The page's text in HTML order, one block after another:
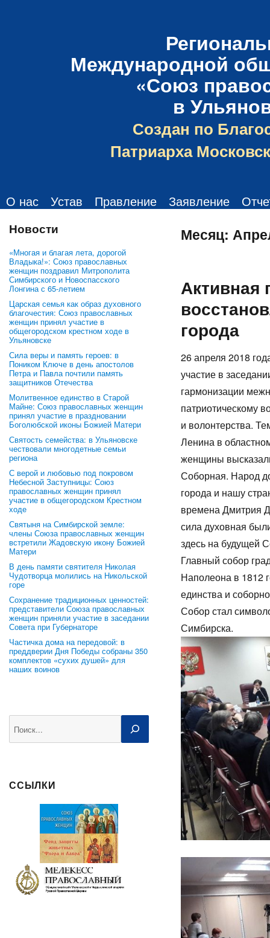
Международной
«Союз
в
Создан по
Патриарха
О нас Устав Правление Заявление
Новости
«Многая и благая лета, дорогой
Владыка!»: Союз православных
женщин поздравил Митрополита
Симбирского и Новоспасского
Лонгина с 65-летием
Царская семья как образ духовного
благочестия: Союз православных
женщин принял участие в
общегородском крестном ходе в
Ульяновске
Сила веры и память героев: в
Поником Ключе в день апостолов
Петра и Павла почтили память
защитников Отечества
Молитвенное единство в Старой
Майне: Союз православных женщин
принял участие в праздновании
Боголюбской иконы Божией Матери
Святость семейства: в Ульяновске
чествовали многодетные семьи
региона
С верой и любовью под покровом
Небесной Заступницы: Союз
православных женщин принял
участие в общегородском Крестном
ходе
Святыня на Симбирской земле:
члены Союза православных женщин
встретили Жадовскую икону Божией
Матери
В день памяти святителя Николая
Чудотворца молились на Никольской
горе
Сохранение традиционных ценностей:
представители Союза православных
женщин приняли участие в заседании
Совета при Губернаторе
Частичка дома на передовой: в
преддверии Дня Победы собраны 350
комплектов «сухих душей» для
наших воинов
ССЫЛКИ
Месяц:
Активная
города
26 апреля 2018
участие в
гармонизации
патриотическому
и волонтерства.
Ленина в
женщины
Соборная. Народ
города и нашу
времена Дмитрия
сила духовная
здесь на будущей
Главный собор
Наполеона в 1812
единства и
Собор стал
Симбирска.